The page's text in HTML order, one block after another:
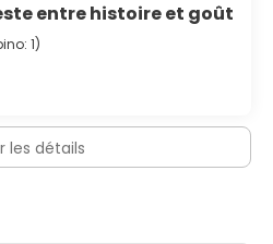
entre histoire et goût
1)
les détails